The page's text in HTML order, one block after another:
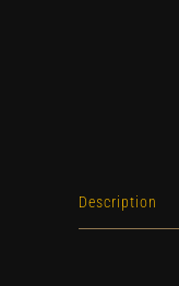
Description